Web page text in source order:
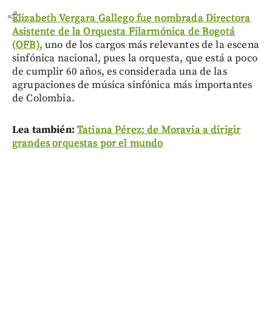
shareElizabeth Vergara Gallego fue nombrada Directora
Asistente de la Orquesta Filarmónica de Bogotá
(OFB), uno de los cargos más relevantes de la escena
sinfónica nacional, pues la orquesta, que está a poco
de cumplir 60 años, es considerada una de las
agrupaciones de música sinfónica más importantes
de Colombia.
Lea también: Tatiana Pérez: de Moravia a dirigir
grandes orquestas por el mundo